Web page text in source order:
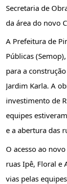
Secretaria de
da área do novo
A Prefeitura de
Públicas
para a
Jardim Karla. A
investimento de
equipes
e a abertura das
O acesso ao
ruas Ipê, Floral e
vias pelas